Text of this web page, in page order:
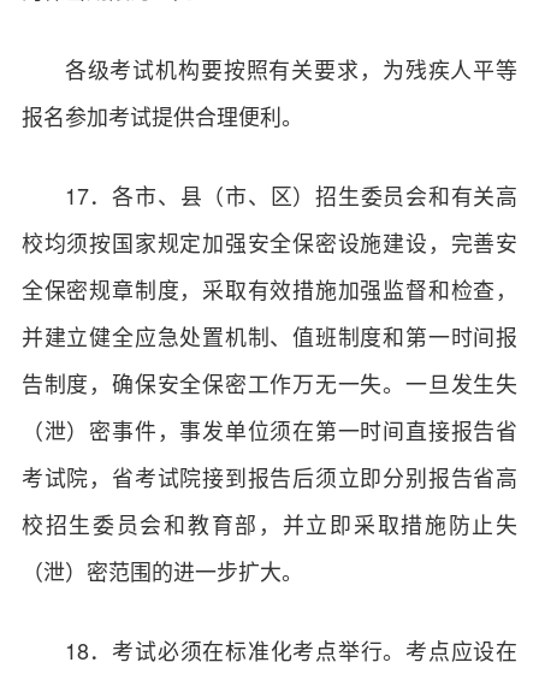
各级考试机构要按照有关要求，为残疾人平等
报名参加考试提供合理便利。
17．各市、县（市、区）招生委员会和有关高
校均须按国家规定加强安全保密设施建设，完善安
全保密规章制度，采取有效措施加强监督和检查，
并建立健全应急处置机制、值班制度和第一时间报
告制度，确保安全保密工作万无一失。一旦发生失
（泄）密事件，事发单位须在第一时间直接报告省
考试院，省考试院接到报告后须立即分别报告省高
校招生委员会和教育部，并立即采取措施防止失
（泄）密范围的进一步扩大。
18．考试必须在标准化考点举行。考点应设在